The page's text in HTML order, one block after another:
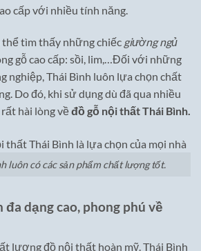
cấp với nhiều tính năng.
thể tìm thấy những chiếc giường ngủ
gỗ cao cấp: sồi, lim,…Đối với những
nghiệp, Thái Bình luôn lựa chọn chất
Do đó, khi sử dụng dù đã qua nhiều
hài lòng vềđồ gỗ nội thất Thái Bình.
luôn có các sản phẩm chất lượng tốt.
đa dạng cao, phong phú về
lượng đồ nội thất hoàn mỹ. Thái Bình